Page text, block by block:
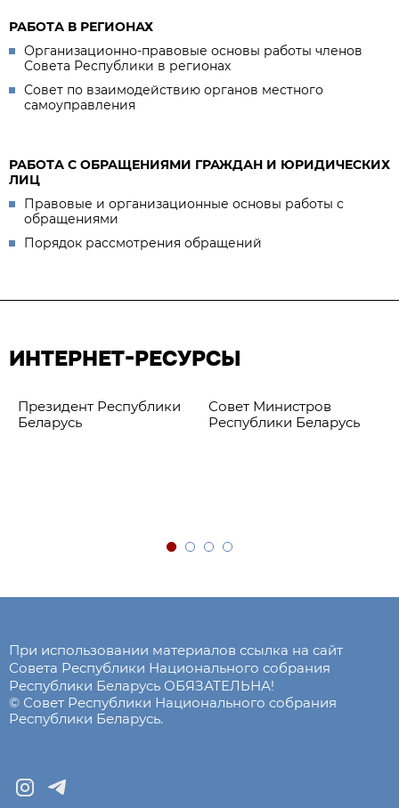
РАБОТА В РЕГИОНАХ
Организационно-правовые основы работы членов
Совета Республики в регионах
Совет по взаимодействию органов местного
самоуправления
РАБОТА С ОБРАЩЕНИЯМИ ГРАЖДАН И ЮРИДИЧЕСКИХ
ЛИЦ
Правовые и организационные основы работы с
обращениями
Порядок рассмотрения обращений
ИНТЕРНЕТ-РЕСУРСЫ
Президент Республики
Беларусь
Совет Министров
Республики Беларусь
При использовании материалов ссылка на сайт
Совета Республики Национального собрания
Республики Беларусь ОБЯЗАТЕЛЬНА!
© Совет Республики Национального собрания
Республики Беларусь.